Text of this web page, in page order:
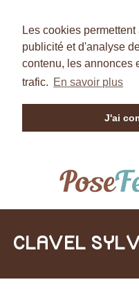
Les cookies
publicité et d'analyse
contenu, les annonces
trafic. En savoir plus
J'ai
CLAVEL